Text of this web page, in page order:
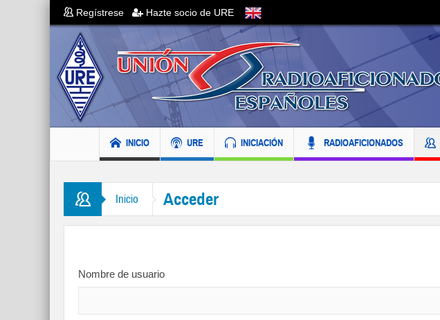
Regístrese Hazte socio de URE
INICIO URE INICIACIÓN RADIOAFICIONADOS
Inicio Acceder
Nombre de usuario